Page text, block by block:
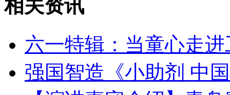
相关资讯
六一特辑：当童心走
强国智造《小助剂 中